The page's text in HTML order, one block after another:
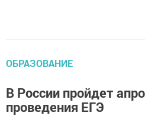
ОБРАЗОВАНИЕ
В России пройдет
проведения ЕГЭ